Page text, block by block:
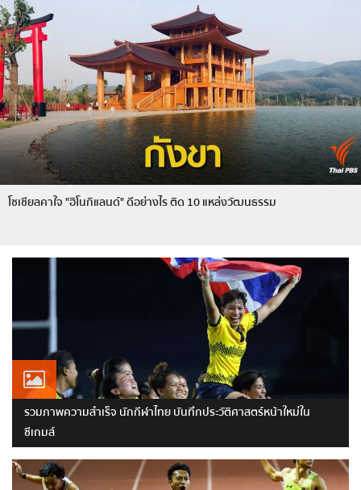
โซเชียลคาใจ "ฮิโนกิแลนด์" ดีอย่างไร ติด 10 แหล่งวัฒนธรรม
รวมภาพความสำเร็จ นักกีฬาไทย บันทึกประวัติศาสตร์หน้าใหม่ใน
ซีเกมส์